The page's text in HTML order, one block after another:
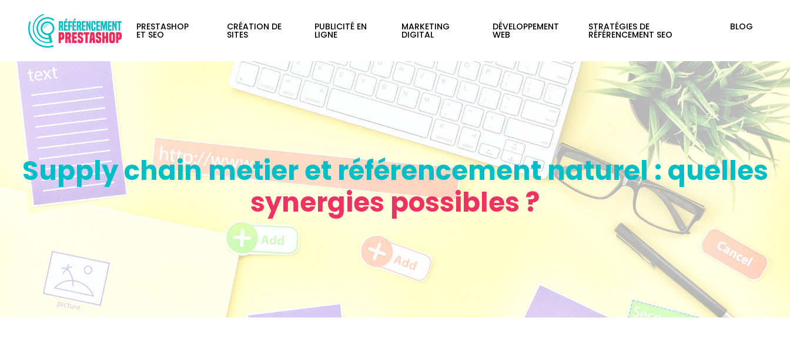
PRESTASHOP
ET SEO
CRÉATION DE
SITES
PUBLICITÉ EN
LIGNE
MARKETING
DIGITAL
DÉVELOPPEMENT
WEB
STRATÉGIES DE
RÉFÉRENCEMENT SEO
BLOG
Supply chain metier et référencement naturel : quelles
synergies possibles ?